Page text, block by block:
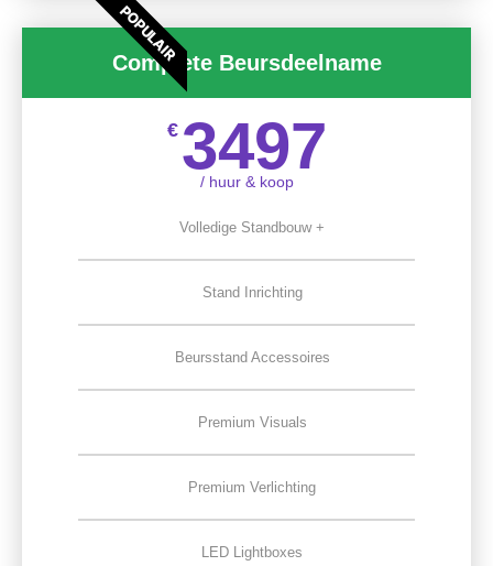
POPULAIR
Complete Beursdeelname
€ 3497
/ huur & koop
Volledige Standbouw +
Stand Inrichting
Beursstand Accessoires
Premium Visuals
Premium Verlichting
LED Lightboxes